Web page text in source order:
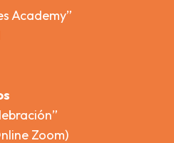
Academy”
Zoom)